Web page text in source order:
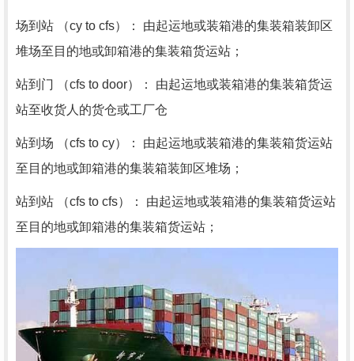
场到站 （cy to cfs）： 由起运地或装箱港的集装箱装卸区
堆场至目的地或卸箱港的集装箱货运站；
站到门 （cfs to door）： 由起运地或装箱港的集装箱货运
站至收货人的货仓或工厂仓
站到场 （cfs to cy）： 由起运地或装箱港的集装箱货运站
至目的地或卸箱港的集装箱装卸区堆场；
站到站 （cfs to cfs）： 由起运地或装箱港的集装箱货运站
至目的地或卸箱港的集装箱货运站；